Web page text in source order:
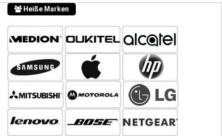
Heiße Marken